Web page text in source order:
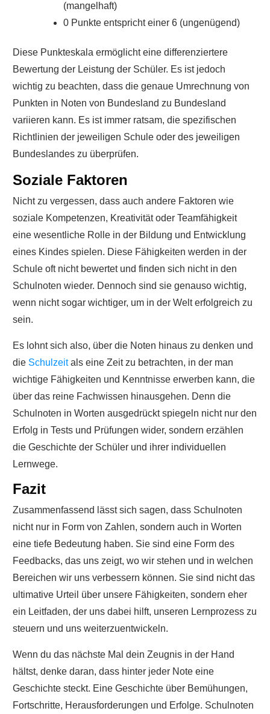
(mangelhaft)
0 Punkte entspricht einer 6 (ungenügend)
Diese Punkteskala ermöglicht eine differenziertere
Bewertung der Leistung der Schüler. Es ist jedoch
wichtig zu beachten, dass die genaue Umrechnung von
Punkten in Noten von Bundesland zu Bundesland
variieren kann. Es ist immer ratsam, die spezifischen
Richtlinien der jeweiligen Schule oder des jeweiligen
Bundeslandes zu überprüfen.
Soziale Faktoren
Nicht zu vergessen, dass auch andere Faktoren wie
soziale Kompetenzen, Kreativität oder Teamfähigkeit
eine wesentliche Rolle in der Bildung und Entwicklung
eines Kindes spielen. Diese Fähigkeiten werden in der
Schule oft nicht bewertet und finden sich nicht in den
Schulnoten wieder. Dennoch sind sie genauso wichtig,
wenn nicht sogar wichtiger, um in der Welt erfolgreich zu
sein.
Es lohnt sich also, über die Noten hinaus zu denken und
die Schulzeitals eine Zeit zu betrachten, in der man
wichtige Fähigkeiten und Kenntnisse erwerben kann, die
über das reine Fachwissen hinausgehen. Denn die
Schulnoten in Worten ausgedrückt spiegeln nicht nur den
Erfolg in Tests und Prüfungen wider, sondern erzählen
die Geschichte der Schüler und ihrer individuellen
Lernwege.
Fazit
Zusammenfassend lässt sich sagen, dass Schulnoten
nicht nur in Form von Zahlen, sondern auch in Worten
eine tiefe Bedeutung haben. Sie sind eine Form des
Feedbacks, das uns zeigt, wo wir stehen und in welchen
Bereichen wir uns verbessern können. Sie sind nicht das
ultimative Urteil über unsere Fähigkeiten, sondern eher
ein Leitfaden, der uns dabei hilft, unseren Lernprozess zu
steuern und uns weiterzuentwickeln.
Wenn du das nächste Mal dein Zeugnis in der Hand
hältst, denke daran, dass hinter jeder Note eine
Geschichte steckt. Eine Geschichte über Bemühungen,
Fortschritte, Herausforderungen und Erfolge. Schulnoten